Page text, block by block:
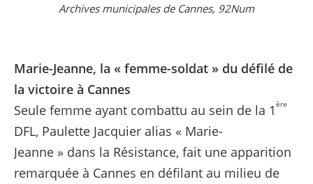
Archives municipales de Cannes, 92Num
Marie-Jeanne, la « femme-soldat » du défilé de
la victoire à Cannes
Seule femme ayant combattu au sein de la 1ère
DFL, Paulette Jacquier alias « Marie-
Jeanne » dans la Résistance, fait une apparition
remarquée à Cannes en défilant au milieu de